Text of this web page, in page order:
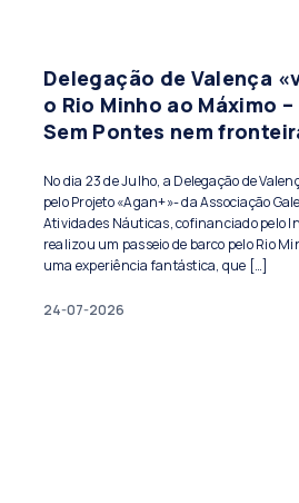
Delegação de Valença
o Rio Minho ao Máximo –
Sem Pontes nem
No dia 23 de Julho, a Delegação de
pelo Projeto «Agan+»- da Associação
Atividades Náuticas, cofinanciado pelo
realizou um passeio de barco pelo Rio
uma experiência fantástica, que […]
24-07-2026